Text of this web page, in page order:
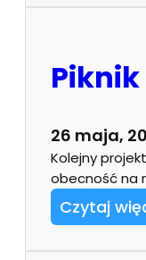
26 maja,
Kolejny
obecność na
Czytaj